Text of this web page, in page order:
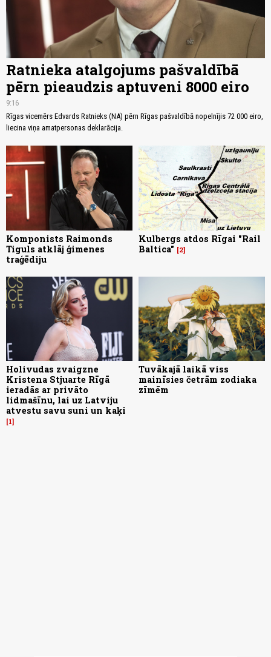
Ratnieka atalgojums pašvaldībā
pērn pieaudzis aptuveni 8000 eiro
9:16
Rīgas vicemērs Edvards Ratnieks (NA) pērn Rīgas pašvaldībā nopelnījis 72 000 eiro,
liecina viņa amatpersonas deklarācija.
Komponists Raimonds
Tiguls atklāj ģimenes
traģēdiju
Kulbergs atdos Rīgai "Rail
Baltica"
2
Holivudas zvaigzne
Kristena Stjuarte Rīgā
ieradās ar privāto
lidmašīnu, lai uz Latviju
atvestu savu suni un kaķi
1
Tuvākajā laikā viss
mainīsies četrām zodiaka
zīmēm